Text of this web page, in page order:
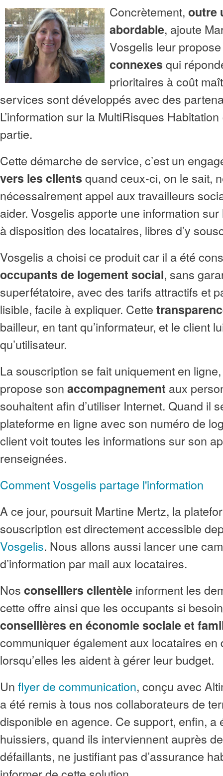
Concrètement, outre
abordable, ajoute
Vosgelis leur
connexes qui
prioritaires à coût
services sont développés avec des
L’information sur la MultiRisques
partie.
Cette démarche de service, c’est un
vers les clients quand ceux-ci, on le sait,
nécessairement appel aux travailleurs
aider. Vosgelis apporte une information
à disposition des locataires, libres d’y
Vosgelis a choisi ce produit car il a été
occupants de logement social, sans
superfétatoire, avec des tarifs attractifs et
lisible, facile à expliquer. Cette
bailleur, en tant qu’informateur, et le client
qu’utilisateur.
La souscription se fait uniquement en
propose son accompagnement aux
souhaitent afin d’utiliser Internet. Quand il
plateforme en ligne avec son numéro de
client voit toutes les informations sur son
renseignées.
Comment Vosgelis partage l'information
A ce jour, poursuit Martine Mertz, la
souscription est directement accessible
Vosgelis. Nous allons aussi lancer une
d’information par mail aux locataires.
Nos conseillers clientèle informent les
cette offre ainsi que les occupants si
conseillères en économie sociale et
communiquer également aux locataires en
lorsqu’elles les aident à gérer leur budget.
Un flyer de communication, conçu avec
a été remis à tous nos collaborateurs de
disponible en agence. Ce support, enfin, a
huissiers, quand ils interviennent auprès
défaillants, ne justifiant pas d’assurance